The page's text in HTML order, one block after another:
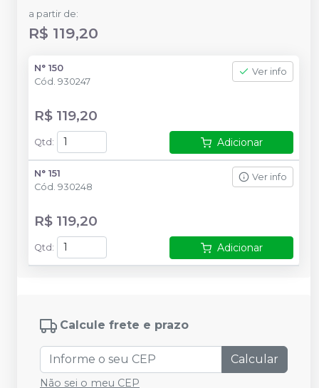
a partir de:
R$ 119,20
N° 150
Cód. 930247
Ver info
R$ 119,20
Qtd : Adicionar
N° 151
Cód. 930248
Ver info
R$ 119,20
Qtd : Adicionar
Calcule frete e prazo
Calcular
Não sei o meu CEP